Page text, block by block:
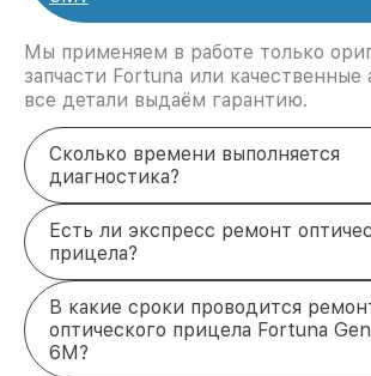
Мы применяем в работе только
запчасти Fortuna или качественные
все детали выдаём гарантию.
Сколько времени выполняется
диагностика?
Есть ли экспресс ремонт
прицела?
В какие сроки проводится
оптического прицела Fortuna
6M?